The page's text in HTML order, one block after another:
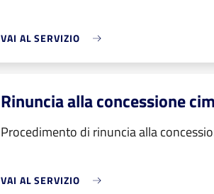
VAI AL SERVIZIO
Rinuncia alla concessione
Procedimento di rinuncia alla
VAI AL SERVIZIO